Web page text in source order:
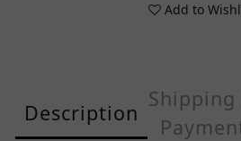
Add to
Description
Shipping